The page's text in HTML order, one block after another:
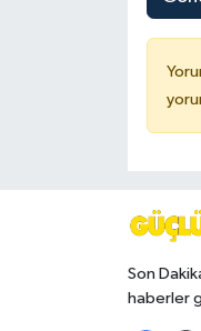
Son
haberler